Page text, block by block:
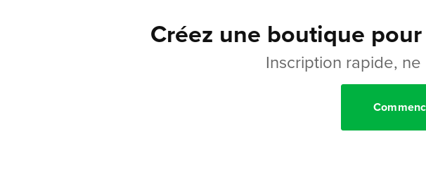
Créez une boutique
Inscription rapide,